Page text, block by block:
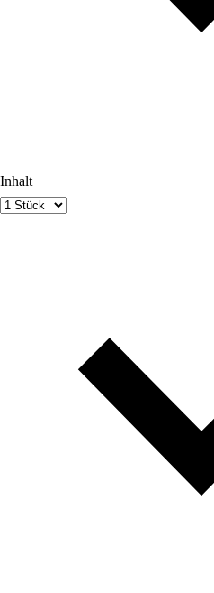
Inhalt